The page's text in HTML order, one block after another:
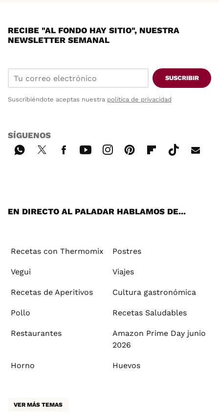
RECIBE "AL FONDO HAY SITIO", NUESTRA
NEWSLETTER SEMANAL
SUSCRIBIR
Suscribiéndote aceptas nuestra política de privacidad
SÍGUENOS
EN DIRECTO AL PALADAR HABLAMOS DE...
Recetas con Thermomix Postres
Vegui Viajes
Recetas de Aperitivos Cultura gastronómica
Pollo Recetas Saludables
Restaurantes
Amazon Prime Day junio
2026
Horno Huevos
VER MÁS TEMAS